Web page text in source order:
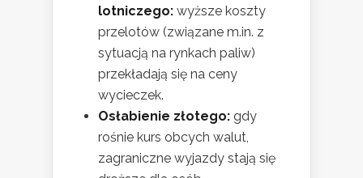
lotniczego: wyższe koszty
przelotów (związane m.in. z
sytuacją na rynkach paliw)
przekładają się na ceny
wycieczek.
Osłabienie złotego: gdy
rośnie kurs obcych walut,
zagraniczne wyjazdy stają się